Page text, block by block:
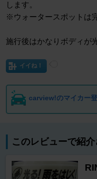
します。
※ウォータースポットは
施行後はかなりボディが
イイね！
carview!のマイカー
このレビューで紹